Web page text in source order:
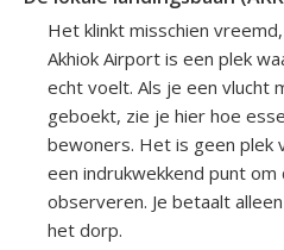
Het klinkt misschien
Akhiok Airport is een plek
echt voelt. Als je een vlucht
geboekt, zie je hier hoe
bewoners. Het is geen plek
een indrukwekkend punt
observeren. Je betaalt
het dorp.